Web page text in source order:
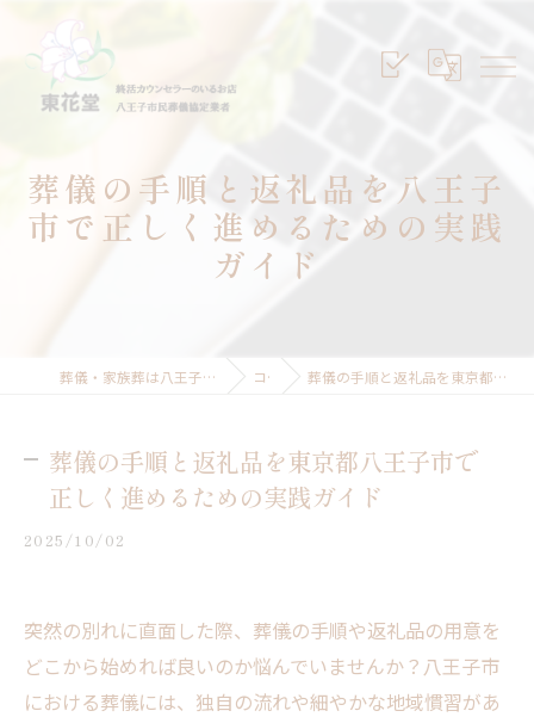
葬儀の手順と返礼品を八王子
市で正しく進めるための実践
ガイド
葬儀・家族葬は八王子のセレモニープランニング東花堂 コラム 葬儀の手順と返礼品を東京都八王子市で正しく進めるための実践ガイド
葬儀の手順と返礼品を東京都八王子市で
正しく進めるための実践ガイド
2025/10/02
突然の別れに直面した際、葬儀の手順や返礼品の用意を
どこから始めれば良いのか悩んでいませんか？八王子市
における葬儀には、独自の流れや細やかな地域慣習があ